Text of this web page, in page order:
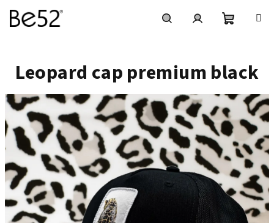
Inhalt
springen
Leopard cap premium black